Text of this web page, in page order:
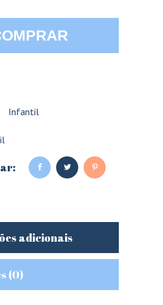
Infantil
adicionais
(0)